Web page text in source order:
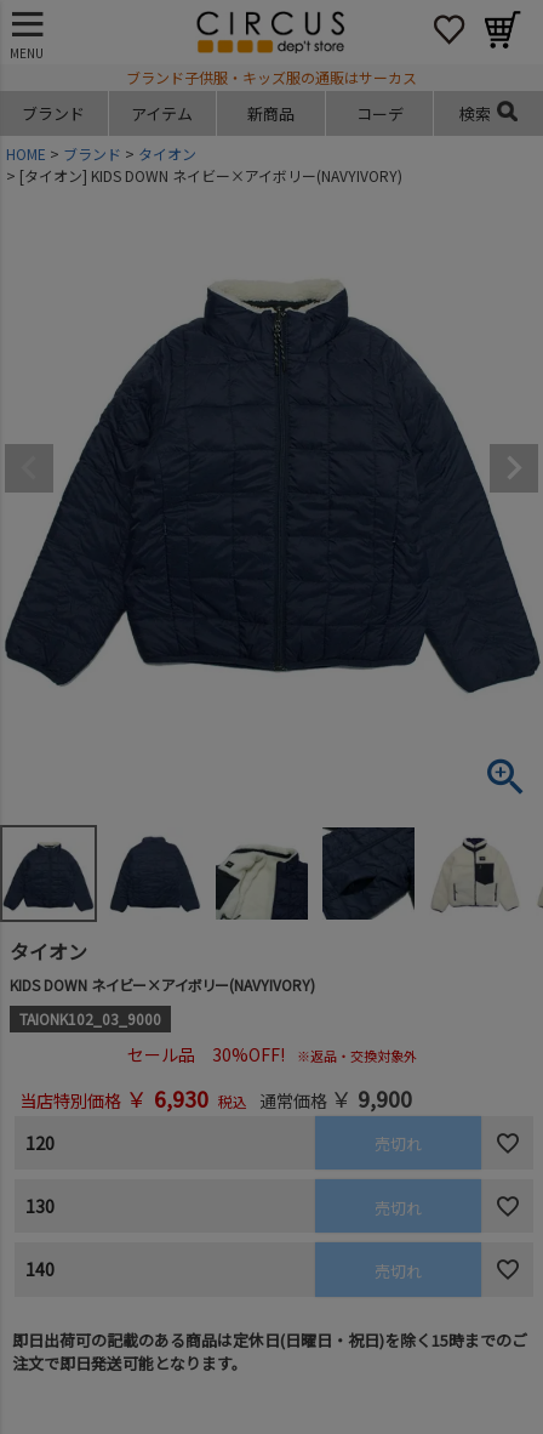
MENU
ブランド子供服・キッズ服の通販はサーカス
ブランド アイテム 新商品 コーデ 検索
HOME ブランド
タイオン
[タイオン] KIDS DOWN ネイビー×アイボリー(NAVYIVORY)
タイオン
KIDS DOWN ネイビー×アイボリー(NAVYIVORY)
TAIONK102_03_9000
セール品 30%OFF! ※返品・交換対象外
当店特別価格 ￥ 6,930 税込 通常価格 ￥ 9,900
120 売切れ
130 売切れ
140 売切れ
即日出荷可の記載のある商品は定休日(日曜日・祝日)を除く15時までのご
注文で即日発送可能となります。